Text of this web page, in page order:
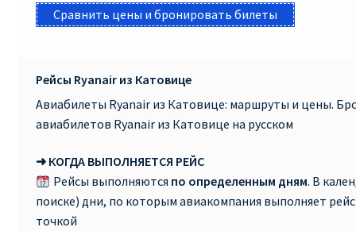
Сравнить цены и бронировать билеты
Рейсы Ryanair из Катовице
Авиабилеты Ryanair из Катовице: маршруты и цены.
авиабилетов Ryanair из Катовице на русском
➜ КОГДА ВЫПОЛНЯЕТСЯ РЕЙС
Рейсы выполняются по определенным дням. В
поиске) дни, по которым авиакомпания выполняет
точкой